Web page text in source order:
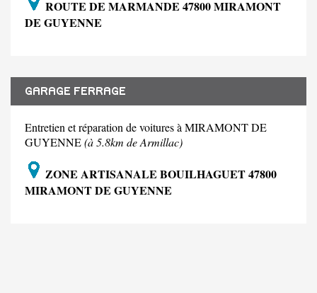
ROUTE DE MARMANDE 47800 MIRAMONT
DE GUYENNE
GARAGE FERRAGE
Entretien et réparation de voitures à MIRAMONT DE
GUYENNE(à 5.8km de Armillac)
ZONE ARTISANALE BOUILHAGUET 47800
MIRAMONT DE GUYENNE